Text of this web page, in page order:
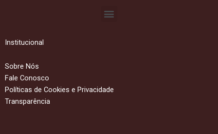
Menu
Institucional
Sobre Nós
Fale Conosco
Políticas de Cookies e Privacidade
Transparência